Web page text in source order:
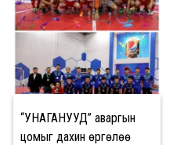
“УНАГАНУУД” аваргын
цомыг дахин өргөлөө